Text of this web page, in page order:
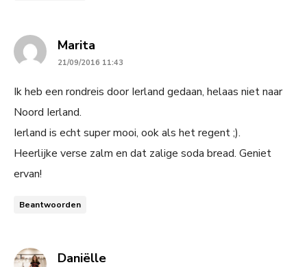
Marita
21/09/2016 11:43
Ik heb een rondreis door Ierland gedaan, helaas niet naar
Noord Ierland.
Ierland is echt super mooi, ook als het regent ;).
Heerlijke verse zalm en dat zalige soda bread. Geniet
ervan!
Beantwoorden
Daniëllesays: